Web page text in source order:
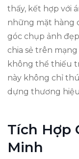
thấy, kết hợp với
những mặt hàng
góc chụp ảnh
chia sẻ trên
không thể thiếu
này không chỉ
dựng thương
Tích Hợp
Minh